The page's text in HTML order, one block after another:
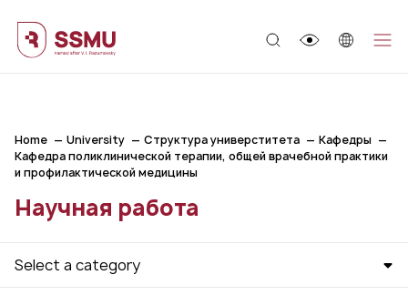
Home University Структура универститета
Кафедры
Кафедра поликлинической терапии, общей врачебной практики
и профилактической медицины
Научная работа
Select a category